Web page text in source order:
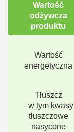
Wartość
odżywcza
produktu
Wartość
energetyczna
Tłuszcz
- w tym kwasy
tłuszczowe
nasycone